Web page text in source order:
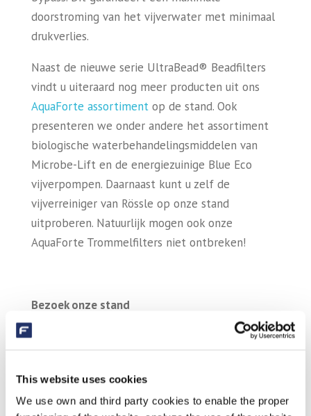
This website uses cookies
We use own and third party cookies to enable the proper
doorstroming van het vijverwater met minimaal
drukverlies.
Naast de nieuwe serie UltraBead® Beadfilters
vindt u uiteraard nog meer producten uit ons
AquaForte assortimentop de stand. Ook
presenteren we onder andere het assortiment
biologische waterbehandelingsmiddelen van
Microbe-Lift en de energiezuinige Blue Eco
vijverpompen. Daarnaast kunt u zelf de
vijverreiniger van Rössle op onze stand
uitproberen. Natuurlijk mogen ook onze
AquaForte Trommelfilters niet ontbreken!
Bezoek onze stand
Bent u benieuwd naar de producten van
medewerkers staan graag voor u klaar om al uw
vragen te beantwoorden. Wilt u meer weten